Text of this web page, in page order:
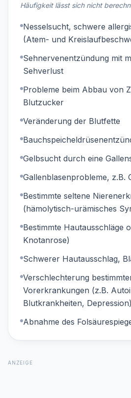
Häufigkeit lässt sich nicht
Nesselsucht, schwere
(Atem- und
Sehnervenentzündung mit
Sehverlust
Probleme beim Abbau von
Blutzucker
Veränderung der Blutfette
Gelbsucht durch eine
Gallenblasenprobleme, z.B.
Bestimmte seltene
(hämolytisch-urämisches
Bestimmte Hautausschläge
Knotanrose)
Schwerer Hautausschlag,
Verschlechterung
Vorerkrankungen (z.B.
Blutkrankheiten, Depression)
Abnahme des
ANZEIGE